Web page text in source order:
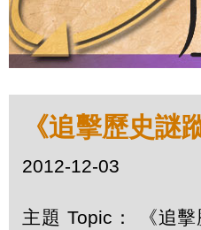
《追擊歷史謎
2012-12-03
主題 Topic： 《追